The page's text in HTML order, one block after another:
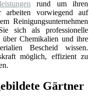
rund um ihren
arbeiten vorwiegend auf
Reinigungsunternehmen
sich als professionelle
über Chemikalien und ihre
Bescheid wissen.
möglich, effizient zu
Gärtner